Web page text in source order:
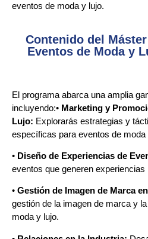
eventos de moda y lujo.
Contenido del
Eventos de Moda y
El programa abarca una amplia
incluyendo:• Marketing y
Lujo: Explorarás estrategias y
específicas para eventos de moda
• Diseño de Experiencias de
eventos que generen
• Gestión de Imagen de Marca
gestión de la imagen de marca y
moda y lujo.